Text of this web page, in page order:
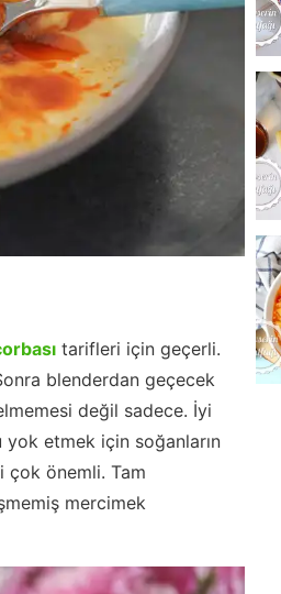
tarifleri için geçerli.
blenderdan geçecek
değil sadece. İyi
etmek için soğanların
çok önemli. Tam
mercimek